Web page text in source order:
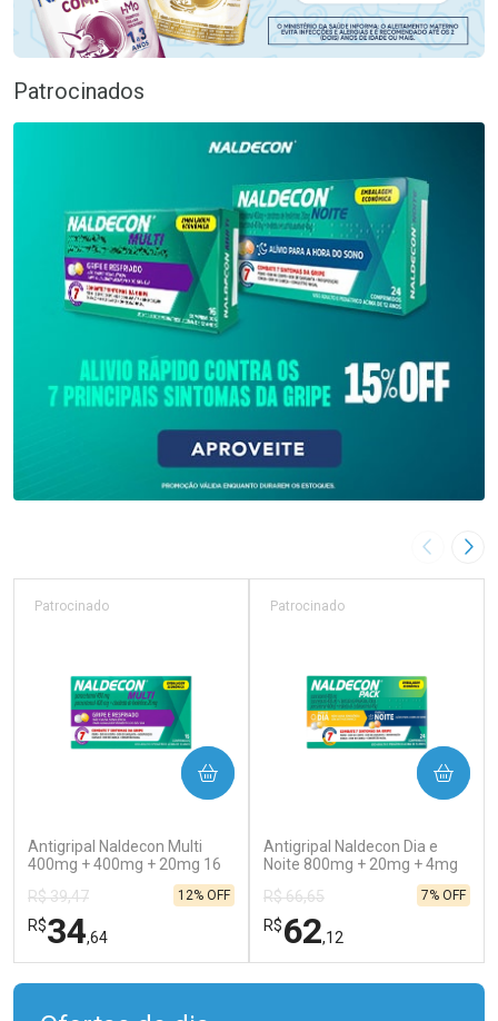
Patrocinados
Imagem
Antigripal Naldecon Multi
400mg + 400mg + 20mg 16
Patrocinado
R$ 39,47
R$34,64
12% OFF
COMPRAR
Antigripal Naldecon Dia e
Noite 800mg + 20mg + 4mg
Patrocinado
R$ 66,65
R$62,12
7% OFF
COMPRAR